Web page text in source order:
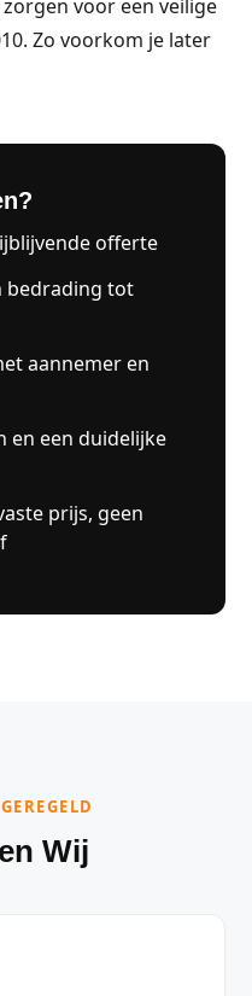
voor een veilige
Zo voorkom je later
offerte
bedrading tot
aannemer en
en een duidelijke
prijs, geen
Wij